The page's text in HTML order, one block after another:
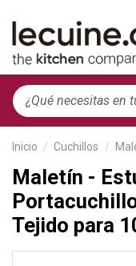
Inicio Cuchillos
Maletín -
Tejido para